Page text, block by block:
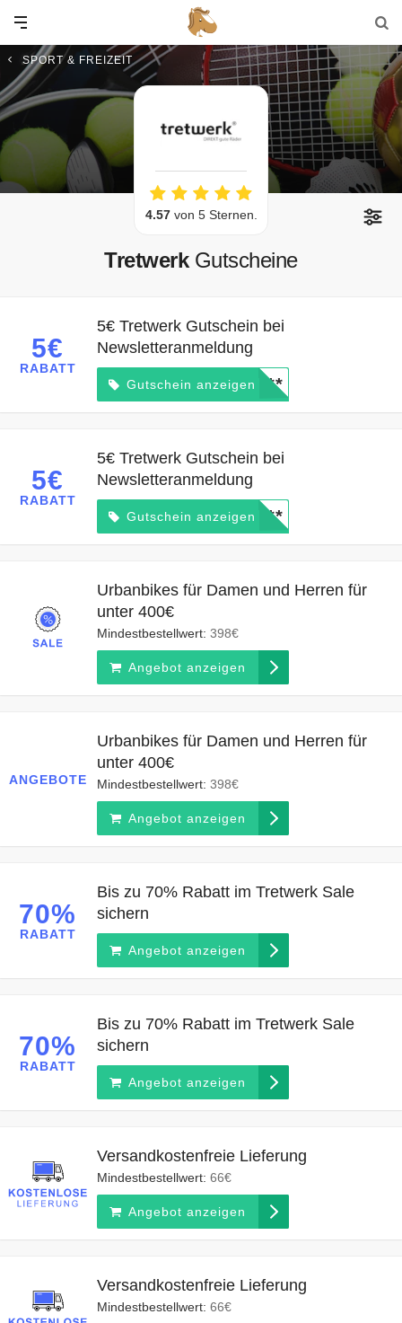
SPORT & FREIZEIT
4.57von 5 Sternen.
Tretwerk Gutscheine
5€
RABATT
5€ Tretwerk Gutschein bei
Newsletteranmeldung
Gutschein anzeigen*****
5€
RABATT
5€ Tretwerk Gutschein bei
Newsletteranmeldung
Gutschein anzeigen*****
Urbanbikes für Damen und Herren für
unter 400€
Mindestbestellwert: 398€
Angebot anzeigen
ANGEBOTE
Urbanbikes für Damen und Herren für
unter 400€
Mindestbestellwert: 398€
Angebot anzeigen
70%
RABATT
Bis zu 70% Rabatt im Tretwerk Sale
sichern
Angebot anzeigen
70%
RABATT
Bis zu 70% Rabatt im Tretwerk Sale
sichern
Angebot anzeigen
Versandkostenfreie Lieferung
Mindestbestellwert: 66€
Angebot anzeigen
Versandkostenfreie Lieferung
Mindestbestellwert: 66€